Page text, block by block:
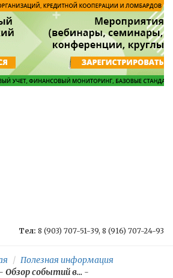
Тел: 8 (903) 707-51-39, 8 (916) 707-24-93
Полезная информация
- Обзор событий в... -